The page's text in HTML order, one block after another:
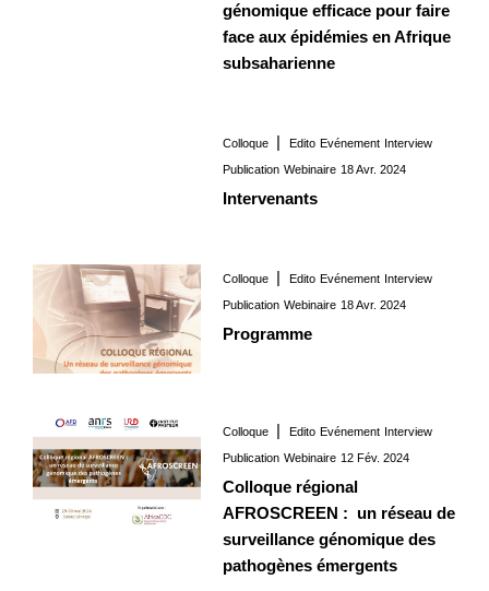
génomique efficace pour faire
face aux épidémies en Afrique
subsaharienne
Colloque Edito Evénement Interview
Publication Webinaire 18 Avr. 2024
Intervenants
Colloque Edito Evénement Interview
Publication Webinaire 18 Avr. 2024
Programme
Colloque Edito Evénement Interview
Publication Webinaire 12 Fév. 2024
Colloque régional
AFROSCREEN : un réseau de
surveillance génomique des
pathogènes émergents